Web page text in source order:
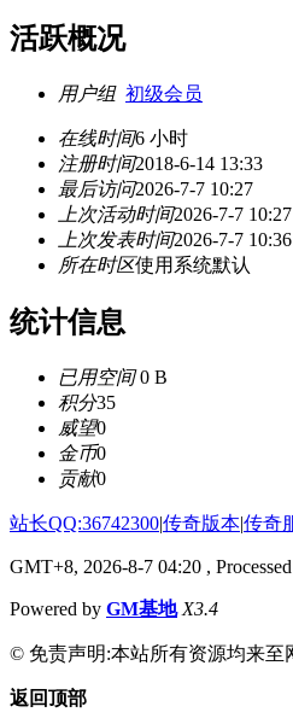
活跃概况
用户组 初级会员
在线时间6 小时
注册时间2018-6-14 13:33
最后访问2026-7-7 10:27
上次活动时间2026-7-7 10:27
上次发表时间2026-7-7 10:36
所在时区使用系统默认
统计信息
已用空间0 B
积分35
威望0
金币0
贡献0
站长QQ:36742300|传奇版本|传奇
GMT+8, 2026-8-7 04:20 ,
Powered by GM基地 X3.4
© 免责声明:本站所有资源均来至
返回顶部